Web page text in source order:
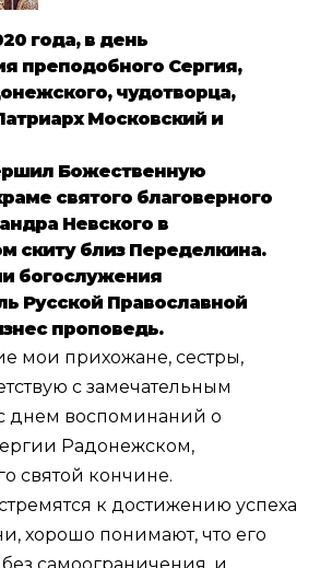
года, в день
преподобного Сергия,
чудотворца,
Московский и
Божественную
святого благоверного
Невского в
скиту близ Переделкина.
богослужения
Русской Православной
проповедь.
мои прихожане, сестры,
с замечательным
днем воспоминаний о
Радонежском,
святой кончине.
к достижению успеха
хорошо понимают, что его